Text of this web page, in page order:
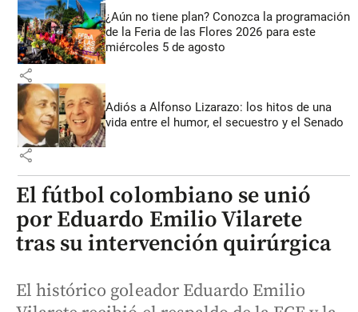
¿Aún no tiene plan? Conozca la programación
de la Feria de las Flores 2026 para este
miércoles 5 de agosto
share
Adiós a Alfonso Lizarazo: los hitos de una
vida entre el humor, el secuestro y el Senado
share
El fútbol colombiano se unió
por Eduardo Emilio Vilarete
tras su intervención quirúrgica
El histórico goleador Eduardo Emilio